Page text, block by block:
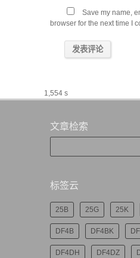
Save my name,
browser for the next time I
1,554 s
文章检索
标签云
25B 25G 25K
DF4B DF4BK
DF4DH DF4DZ